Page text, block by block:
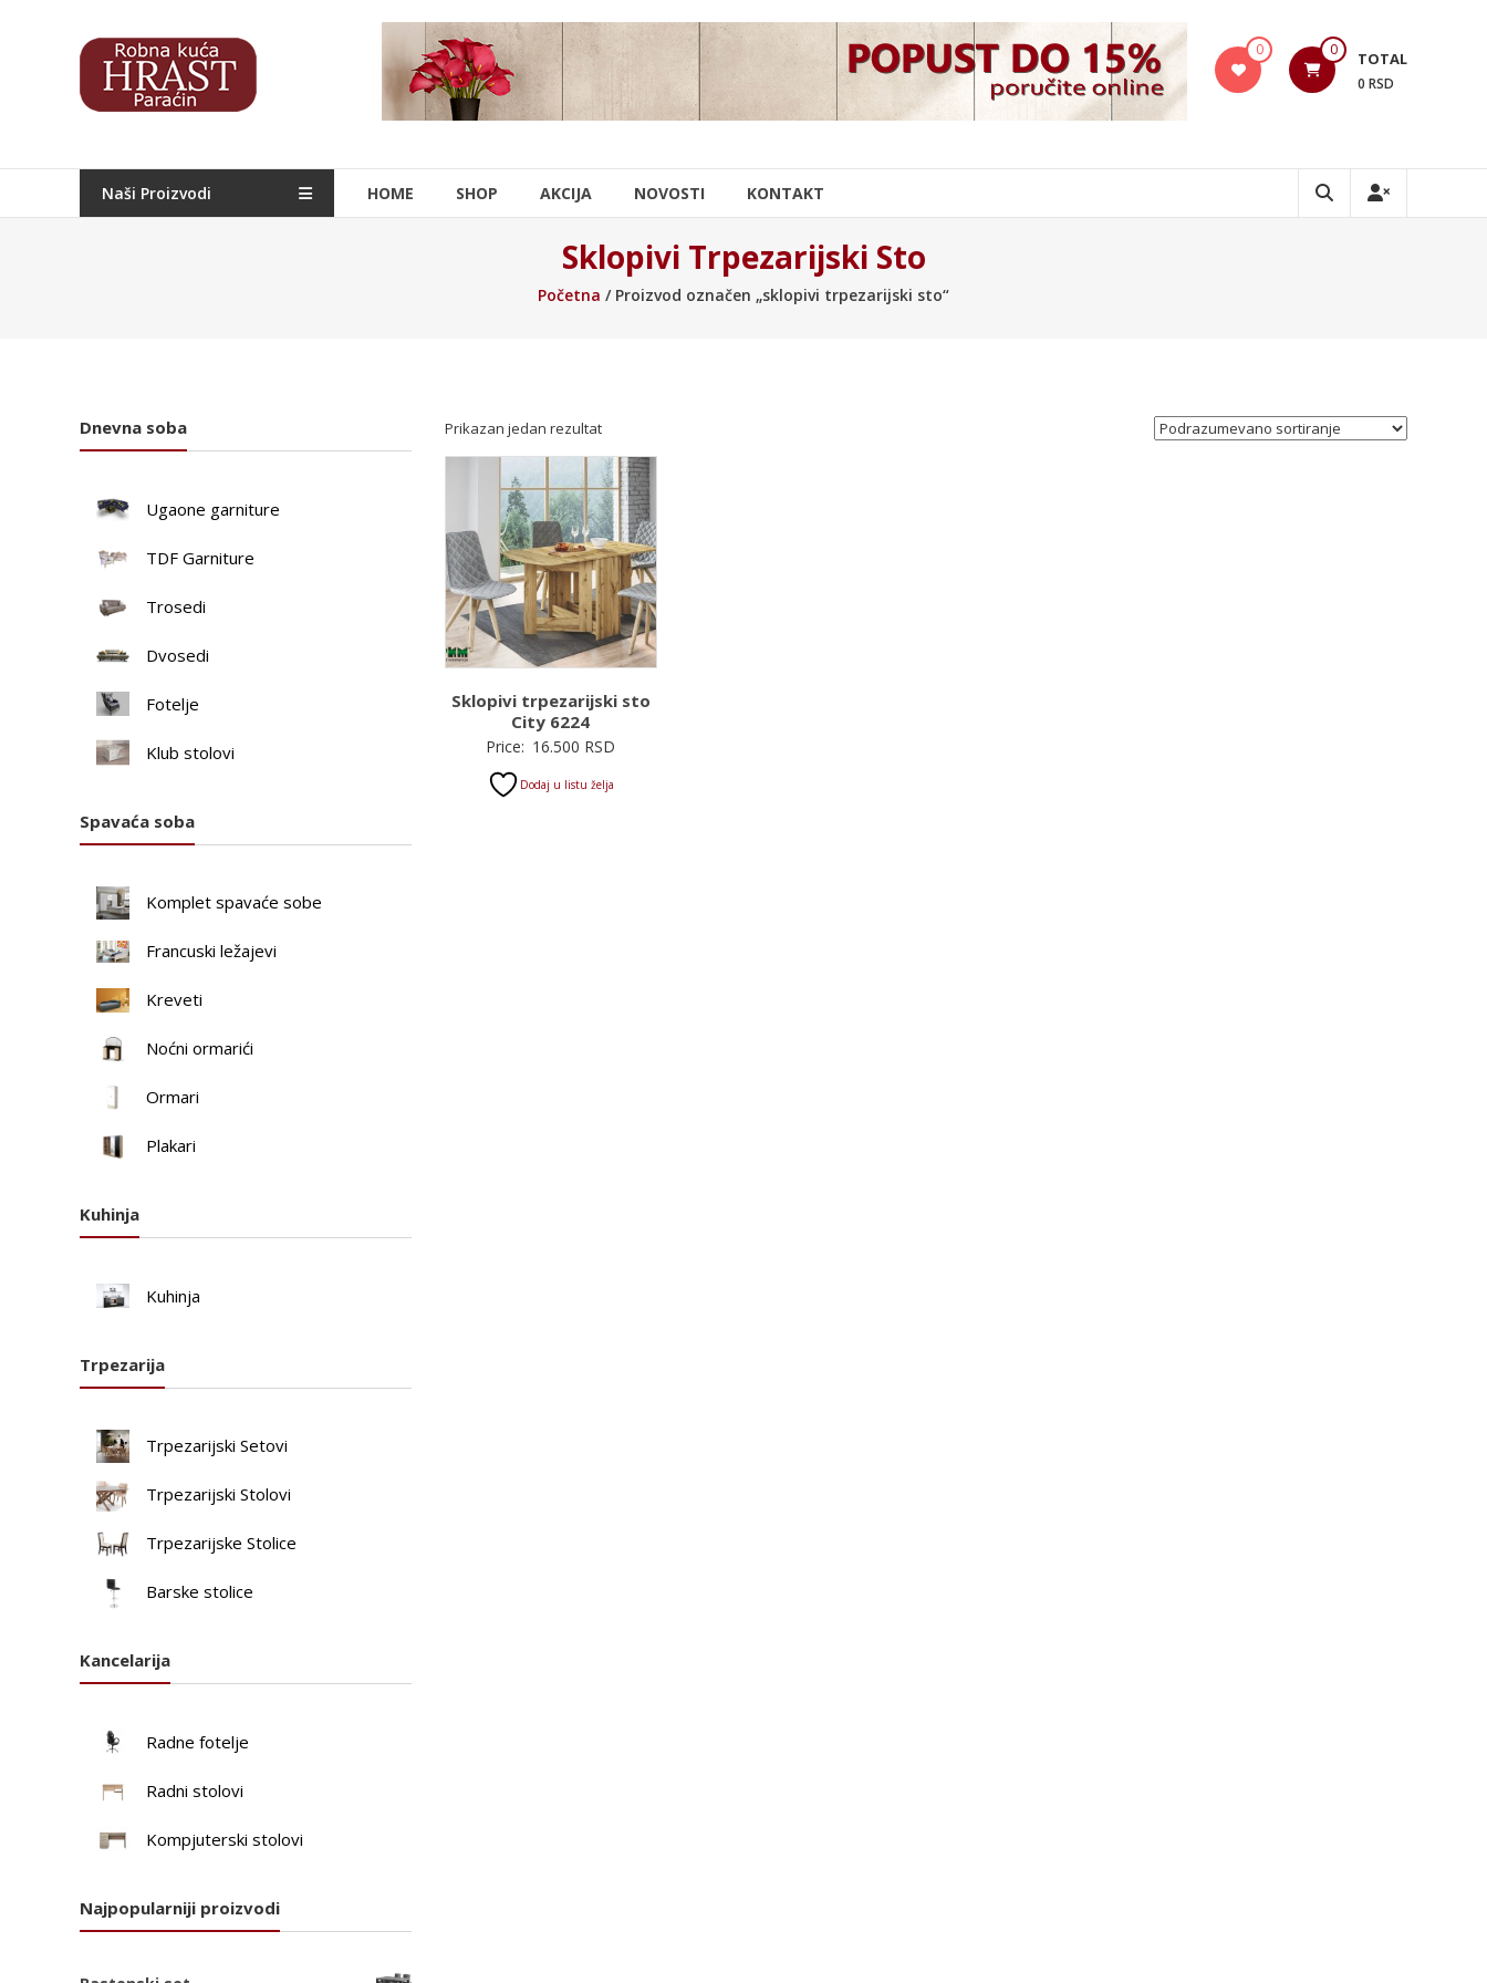
Hrast
Nameštaj
0 0 TOTAL
0 RSD
Naši Proizvodi HOME SHOP AKCIJA NOVOSTI KONTAKT
Sklopivi Trpezarijski Sto
Početna / Proizvod označen „sklopivi trpezarijski sto“
Prikazan jedan rezultat
Sklopivi trpezarijski sto
City 6224
Price: 16.500 RSD
Dodaj u listu želja
Dnevna soba
Ugaone garniture
TDF Garniture
Trosedi
Dvosedi
Fotelje
Klub stolovi
Spavaća soba
Komplet spavaće sobe
Francuski ležajevi
Kreveti
Noćni ormarići
Ormari
Plakari
Kuhinja
Kuhinja
Trpezarija
Trpezarijski Setovi
Trpezarijski Stolovi
Trpezarijske Stolice
Barske stolice
Kancelarija
Radne fotelje
Radni stolovi
Kompjuterski stolovi
Najpopularniji proizvodi